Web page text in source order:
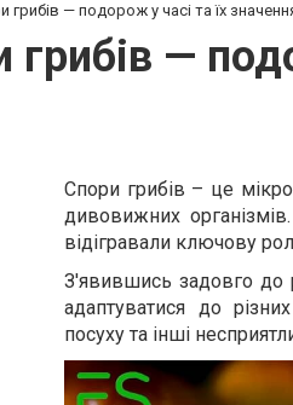
грибів — подорож у часі та їх
грибів —
Спори грибів – це
дивовижних
відігравали ключову
З'явившись задовго до
адаптуватися до
посуху та інші